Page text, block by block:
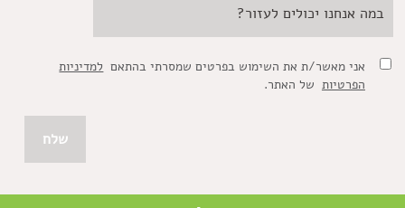
אני מאשר/ת את השימוש בפרטים שמסרתי בהתאם למדיניות
הפרטיותשל האתר.